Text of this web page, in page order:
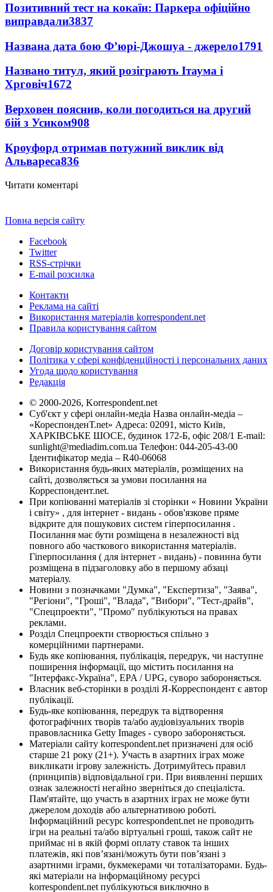
Позитивний тест на кокаїн: Паркера офіційно
виправдали3837
Названа дата бою Ф’юрі-Джошуа - джерело1791
Названо титул, який розіграють Ітаума і
Хрговіч1672
Верховен пояснив, коли погодиться на другий
бій з Усиком908
Кроуфорд отримав потужний виклик від
Альвареса836
Читати коментарі
Повна версія сайту
Facebook
Twitter
RSS-стрічки
E-mail розсилка
Контакти
Реклама на сайті
Використання матеріалів korrespondent.net
Правила користування сайтом
Договір користування сайтом
Політика у сфері конфіденційності і персональних даних
Угода щодо користування
Редакція
© 2000-2026, Korrespondent.net
Суб'єкт у сфері онлайн-медіа Назва онлайн-медіа –
«КореспонденТ.net» Адреса: 02091, місто Київ,
ХАРКІВСЬКЕ ШОСЕ, будинок 172-Б, офіс 208/1 E-mail:
sunlight@mediadim.com.ua Телефон: 044-205-43-00
Ідентифікатор медіа – R40-06068
Використання будь-яких матеріалів, розміщених на
сайті, дозволяється за умови посилання на
Корреспондент.net.
При копіюванні матеріалів зі сторінки « Новини України
і світу» , для інтернет - видань - обов'язкове пряме
відкрите для пошукових систем гіперпосилання .
Посилання має бути розміщена в незалежності від
повного або часткового використання матеріалів.
Гіперпосилання ( для інтернет - видань) - повинна бути
розміщена в підзаголовку або в першому абзаці
матеріалу.
Новини з позначками "Думка", "Експертиза", "Заява",
"Регіони", "Гроші", "Влада", "Вибори", "Тест-драйв",
"Спецпроекти", "Промо" публікуються на правах
реклами.
Розділ Спецпроекти створюється спільно з
комерційними партнерами.
Будь яке копіювання, публікація, передрук, чи наступне
поширення інформації, що містить посилання на
"Інтерфакс-Україна", EPA / UPG, суворо забороняється.
Власник веб-сторінки в розділі Я-Корреспондент є автор
публікації.
Будь-яке копіювання, передрук та відтворення
фотографічних творів та/або аудіовізуальних творів
правовласника Getty Images - суворо забороняється.
Матеріали сайту korrespondent.net призначені для осіб
старше 21 року (21+). Участь в азартних іграх може
викликати ігрову залежність. Дотримуйтесь правил
(принципів) відповідальної гри. При виявленні перших
ознак залежності негайно зверніться до спеціаліста.
Пам'ятайте, що участь в азартних іграх не може бути
джерелом доходів або альтернативою роботі.
Інформаційний ресурс korrespondent.net не проводить
ігри на реальні та/або віртуальні гроші, також сайт не
приймає ні в якій формі оплату ставок та інших
платежів, які пов’язані/можуть бути пов’язані з
азартними іграми, букмекерами чи тоталізаторами. Будь-
які матеріали на інформаційному ресурсі
korrespondent.net публікуються виключно в